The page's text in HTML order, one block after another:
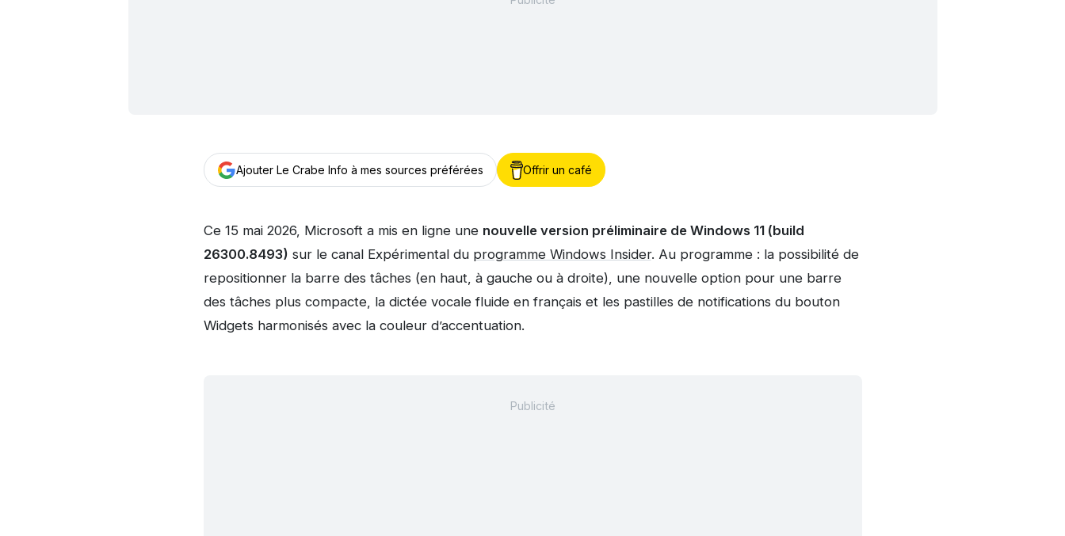
Ajouter Le Crabe Info à mes sources préférées Offrir un café
Ce 15 mai 2026, Microsoft a mis en ligne une nouvelle version préliminaire de Windows 11 (build
26300.8493) sur le canal Expérimental du programme Windows Insider. Au programme : la possibilité de
repositionner la barre des tâches (en haut, à gauche ou à droite), une nouvelle option pour une barre
des tâches plus compacte, la dictée vocale fluide en français et les pastilles de notifications du bouton
Widgets harmonisés avec la couleur d’accentuation.